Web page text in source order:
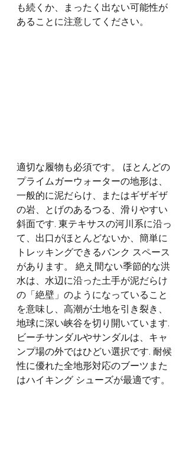
も続くか、まったく出ない可能性が
あることに注意してください。
適切な履物も必須です。 ほとんどの
プライムガーウォーターの地形は、
一般的に泥だらけ、またはギザギザ
の岩、とげのあるつる、滑りやすい
斜面です. 東テキサスの河川系に沿っ
て、出口がほとんどないか、簡単に
トレッキングできるバンク スペース
があります。 絶え間ない季節的な洪
水は、水辺に沿った土手が泥だらけ
の「絶壁」のようになっていること
を意味し、高潮が土地を引き裂き、
地球に深い峡谷を切り開いています.
ビーチサンダルやサンダルは、キャ
ンプ場の外ではひどい選択です. 耐候
性に優れた全地形対応のブーツまた
はハイキング シューズが最適です。